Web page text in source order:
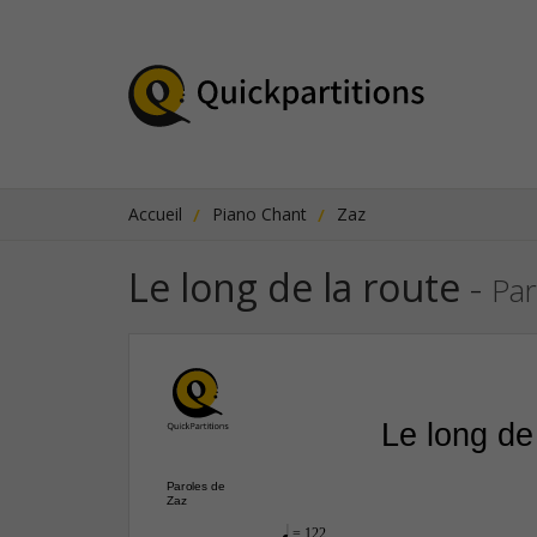
Accueil Piano Chant Zaz
Le long de la route -
Le long
Paroles de
Zaz
= 122